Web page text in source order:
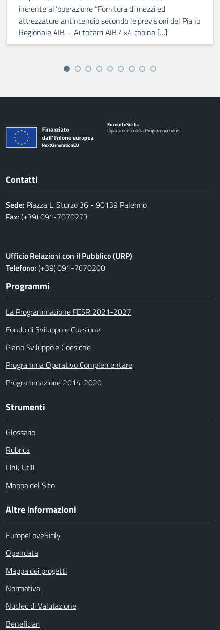
inerente all’operazione “Fornitura di mezzi ed
attrezzature antincendio secondo le previsioni del Piano
Regionale AIB – Autocarri AIB 4×4 cabina […]
EuroInfoSicilia
Dipartimento della Programmazione
Contatti
Sede: Piazza L. Sturzo 36 - 90139 Palermo
Fax: (+39) 091-7070273
Ufficio Relazioni con il Pubblico (URP)
Telefono: (+39) 091-7070200
Programmi
La Programmazione FESR 2021-2027
Fondo di Sviluppo e Coesione
Piano Sviluppo e Coesione
Programma Operativo Complementare
Programmazione 2014-2020
Strumenti
Glossario
Rubrica
Link Utili
Mappa del Sito
Altre Informazioni
EuropeLoveSicily
Opendata
Mappa dei progetti
Normativa
Nucleo di Valutazione
Beneficiari